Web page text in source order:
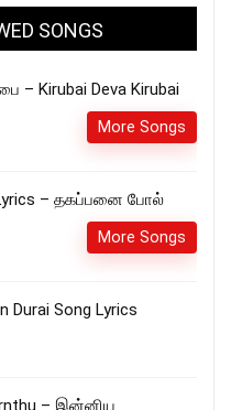
SONGS
– Kirubai Deva Kirubai
More Songs
– தகப்பனை போல்
More Songs
Durai Song Lyrics
– இன்னிய